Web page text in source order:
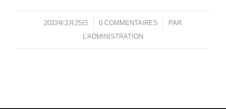
2023年3月25日
/ 0 COMMENTAIRES
/
PAR
L'ADMINISTRATION